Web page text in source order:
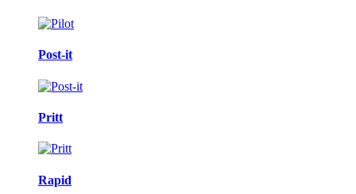
Post-it
Pritt
Rapid